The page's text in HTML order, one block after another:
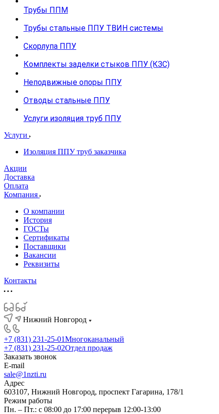
Трубы ППМ
Трубы стальные ППУ ТВИН системы
Скорлупа ППУ
Комплекты заделки стыков ППУ (КЗС)
Неподвижные опоры ППУ
Отводы стальные ППУ
Услуги изоляция труб ППУ
Услуги
Изоляция ППУ труб заказчика
Акции
Доставка
Оплата
Компания
О компании
История
ГОСТы
Сертификаты
Поставщики
Вакансии
Реквизиты
Контакты
Нижний Новгород
+7 (831) 231-25-01Многоканальный
+7 (831) 231-25-02Отдел продаж
Заказать звонок
E-mail
sale@1nzti.ru
Адрес
603107, Нижний Новгород, проспект Гагарина, 178/1
Режим работы
Пн. – Пт.: с 08:00 до 17:00 перерыв 12:00-13:00